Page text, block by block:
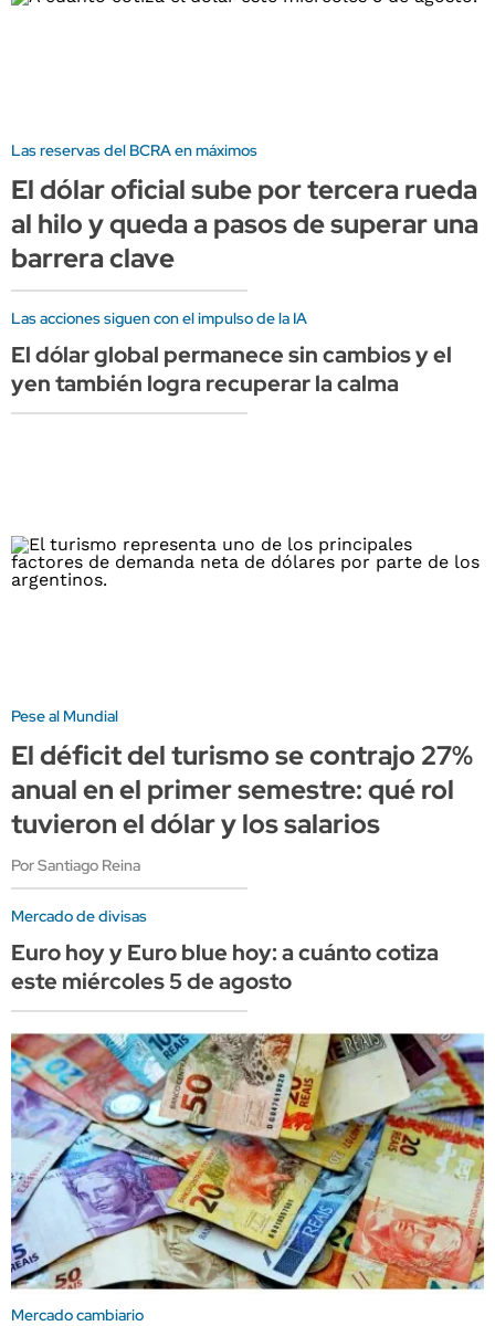
Las reservas del BCRA en máximos
El dólar oficial sube por tercera rueda
al hilo y queda a pasos de superar una
barrera clave
Las acciones siguen con el impulso de la IA
El dólar global permanece sin cambios y el
yen también logra recuperar la calma
Pese al Mundial
El déficit del turismo se contrajo 27%
anual en el primer semestre: qué rol
tuvieron el dólar y los salarios
Por Santiago Reina
Mercado de divisas
Euro hoy y Euro blue hoy: a cuánto cotiza
este miércoles 5 de agosto
Mercado cambiario